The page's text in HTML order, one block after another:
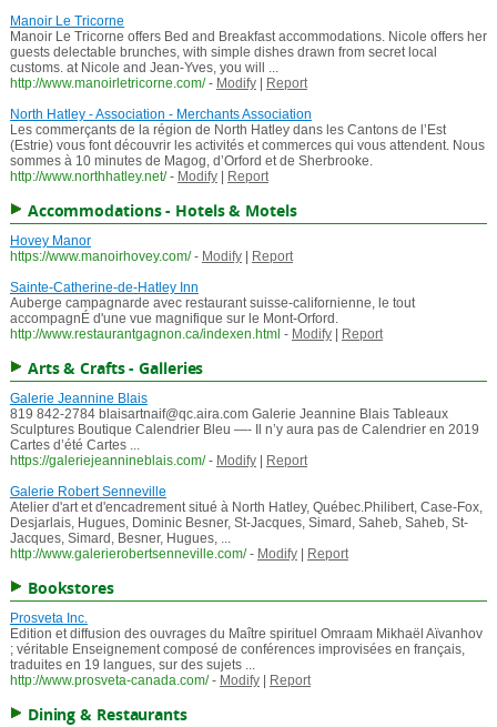
Manoir Le Tricorne
Manoir Le Tricorne offers Bed and Breakfast accommodations. Nicole offers her
guests delectable brunches, with simple dishes drawn from secret local
customs. at Nicole and Jean-Yves, you will ...
http://www.manoirletricorne.com/ - Modify|
Report
North Hatley - Association - Merchants Association
Les commerçants de la région de North Hatley dans les Cantons de l’Est
(Estrie) vous font découvrir les activités et commerces qui vous attendent. Nous
sommes à 10 minutes de Magog, d’Orford et de Sherbrooke.
http://www.northhatley.net/ - Modify| Report
Accommodations - Hotels & Motels
Hovey Manor
https://www.manoirhovey.com/ - Modify|
Report
Sainte-Catherine-de-Hatley Inn
Auberge campagnarde avec restaurant suisse-californienne, le tout
accompagnÉ d'une vue magnifique sur le Mont-Orford.
http://www.restaurantgagnon.ca/indexen.html - Modify| Report
Arts & Crafts - Galleries
Galerie Jeannine Blais
819 842-2784 blaisartnaif@qc.aira.com Galerie Jeannine Blais Tableaux
Sculptures Boutique Calendrier Bleu —- Il n’y aura pas de Calendrier en 2019
Cartes d’été Cartes ...
https://galeriejeannineblais.com/ - Modify|
Report
Galerie Robert Senneville
Atelier d'art et d'encadrement situé à North Hatley, Québec.Philibert, Case-Fox,
Desjarlais, Hugues, Dominic Besner, St-Jacques, Simard, Saheb, Saheb, St-
Jacques, Simard, Besner, Hugues, ...
http://www.galerierobertsenneville.com/ - Modify| Report
Bookstores
Prosveta Inc.
Edition et diffusion des ouvrages du Maître spirituel Omraam Mikhaël Aïvanhov
; véritable Enseignement composé de conférences improvisées en français,
traduites en 19 langues, sur des sujets ...
http://www.prosveta-canada.com/ - Modify| Report
Dining & Restaurants